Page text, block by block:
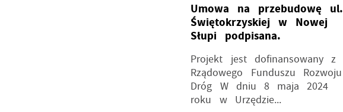
Umowa na przebudowę ul.
Świętokrzyskiej w Nowej
Słupi podpisana.
Projekt jest dofinansowany z
Rządowego Funduszu Rozwoju
Dróg W dniu 8 maja 2024
roku w Urzędzie...